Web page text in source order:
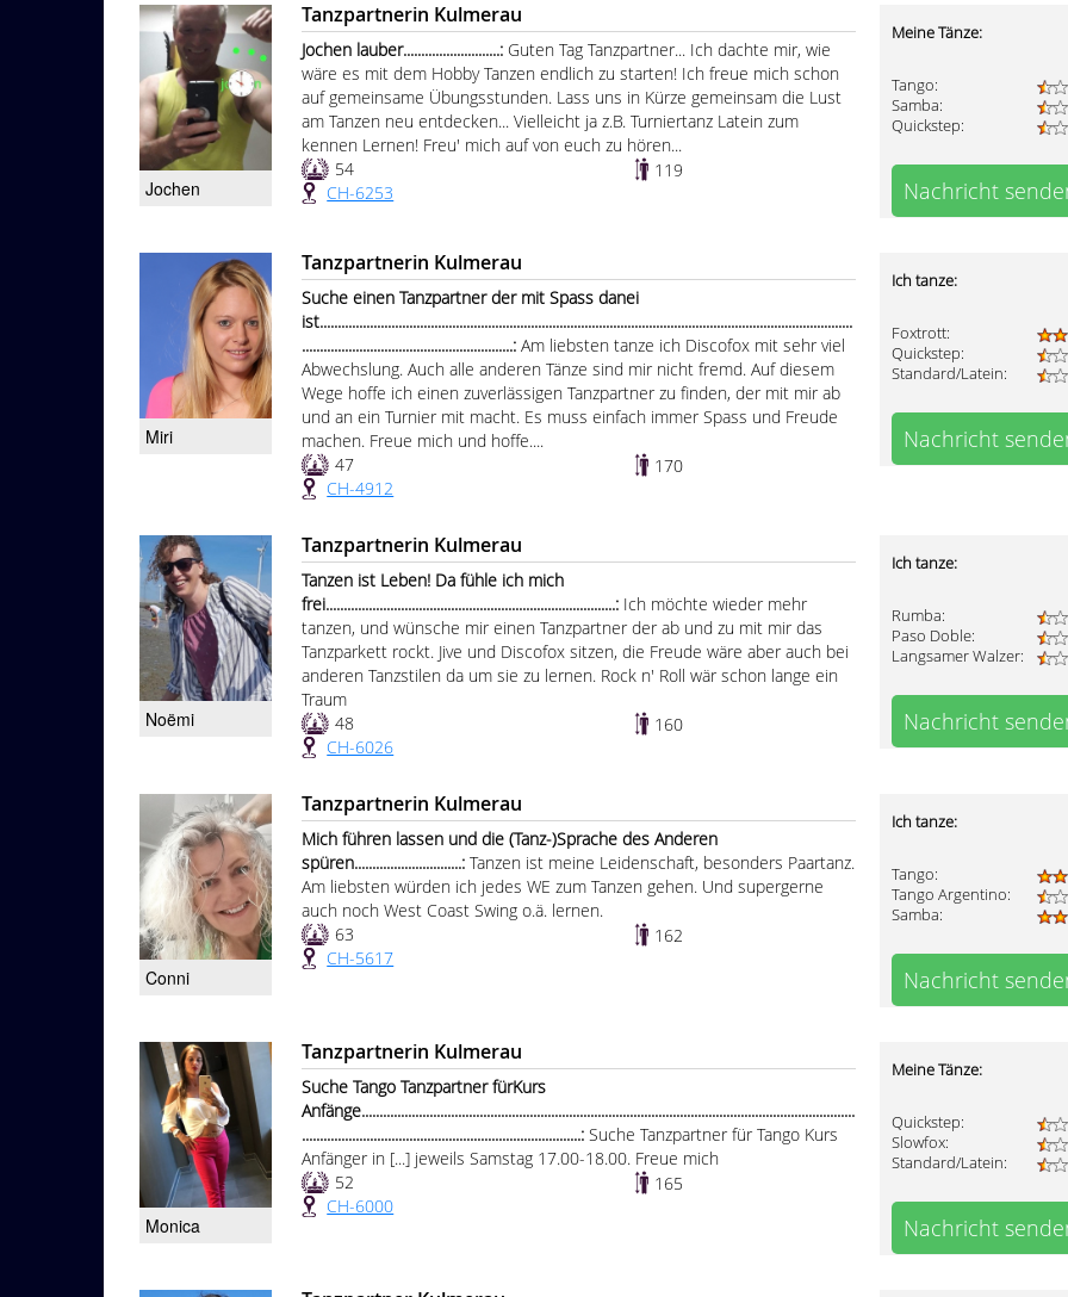
Jochen
Tanzpartnerin Kulmerau
Jochen lauber...........................: Guten Tag Tanzpartner... Ich dachte mir, wie
wäre es mit dem Hobby Tanzen endlich zu starten! Ich freue mich schon
auf gemeinsame Übungsstunden. Lass uns in Kürze gemeinsam die Lust
am Tanzen neu entdecken... Vielleicht ja z.B. Turniertanz Latein zum
kennen Lernen! Freu' mich auf von euch zu hören...
54
119
CH-6253
Meine Tänze:
Tango:
Samba:
Quickstep:
Nachricht
Miri
Tanzpartnerin Kulmerau
Suche einen Tanzpartner der mit Spass danei
ist.....................................................................................................................................................
...........................................................:Am liebsten tanze ich Discofox mit sehr viel
Abwechslung. Auch alle anderen Tänze sind mir nicht fremd. Auf diesem
Wege hoffe ich einen zuverlässigen Tanzpartner zu finden, der mit mir ab
und an ein Turnier mit macht. Es muss einfach immer Spass und Freude
machen. Freue mich und hoffe....
47
170
CH-4912
Ich tanze:
Foxtrott:
Quickstep:
Standard/Latein:
Nachricht
Noëmi
Tanzpartnerin Kulmerau
Tanzen ist Leben! Da fühle ich mich
frei.................................................................................: Ich möchte wieder mehr
tanzen, und wünsche mir einen Tanzpartner der ab und zu mit mir das
Tanzparkett rockt. Jive und Discofox sitzen, die Freude wäre aber auch bei
anderen Tanzstilen da um sie zu lernen. Rock n' Roll wär schon lange ein
Traum
48
160
CH-6026
Ich tanze:
Rumba:
Paso Doble:
Langsamer Walzer:
Nachricht
Conni
Tanzpartnerin Kulmerau
Mich führen lassen und die (Tanz-)Sprache des Anderen
spüren..............................:Tanzen ist meine Leidenschaft, besonders Paartanz.
Am liebsten würden ich jedes WE zum Tanzen gehen. Und supergerne
auch noch West Coast Swing o.ä. lernen.
63
162
CH-5617
Ich tanze:
Tango:
Tango Argentino:
Samba:
Nachricht
Monica
Tanzpartnerin Kulmerau
Suche Tango Tanzpartner fürKurs
Anfänge..........................................................................................................................................
..............................................................................:Suche Tanzpartner für Tango Kurs
Anfänger in [...] jeweils Samstag 17.00-18.00. Freue mich
52
165
CH-6000
Meine Tänze:
Quickstep:
Slowfox:
Standard/Latein:
Nachricht